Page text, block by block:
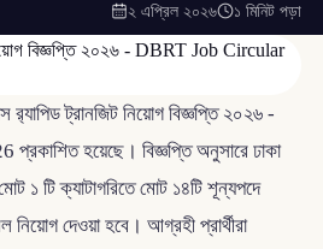
২ এপ্রিল ২০২৬ ১ মিনিট পড়া
র‌্যাপিড ট্রানজিট নিয়োগ বিজ্ঞপ্তি ২০২৬ -
হয়েছে। বিজ্ঞপ্তি অনুসারে ঢাকা
১ টি ক্যাটাগরিতে মোট ১৪টি শূন্যপদে
নিয়োগ দেওয়া হবে। আগ্রহী প্রার্থীরা